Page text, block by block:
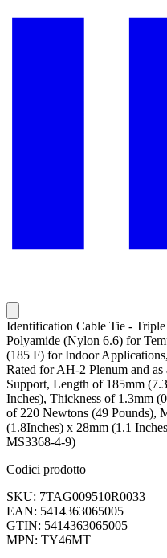
Identification Cable Tie -
Polyamide (Nylon 6.6) for
(185 F) for Indoor
Rated for AH-2 Plenum and
Support, Length of 185mm
Inches), Thickness of 1.3mm
of 220 Newtons (49 Pounds),
(1.8Inches) x 28mm (1.1
MS3368-4-9)
Codici prodotto
SKU: 7TAG009510R0033
EAN: 5414363065005
GTIN: 5414363065005
MPN: TY46MT